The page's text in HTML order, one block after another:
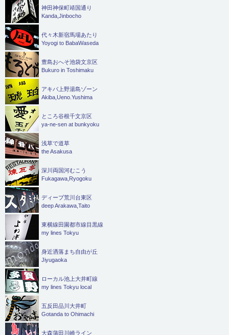
神田神保町靖国通り
Kanda,Jinbocho
代々木新宿馬場あたり
Yoyogi to BabaWaseda
豊島おへそ池袋文京区
Bukuro in Toshimaku
アキバ上野湯島ゾーン
Akiba,Ueno.Yushima
ところ谷根千文京区
ya-ne-sen at bunkyoku
浅草で道草
the Asakusa
深川両国河むこう
Fukagawa,Ryogoku
ディープ荒川台東区
deep Arakawa,Taito
東横線田園都市線目黒線
my lines Tokyu
身近洒落まち自由が丘
Jiyugaoka
ローカル池上大井町線
my lines Tokyu local
五反田品川大井町
Gotanda to Ohimachi
大森蒲田川崎ライン